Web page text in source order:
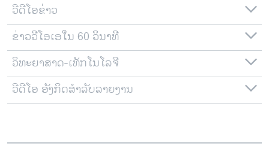
ວີດີໂອຂ່າວ
ຂ່າວວີໂອເອໃນ 60 ວິນາທີ
ວິທະຍາສາດ-ເທັກໂນໂລຈີ
ວີດີໂອ ອັງກິດສຳລັບລາຍງານ